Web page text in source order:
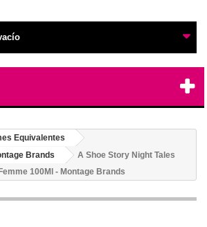
Equivalentes
Brands
A Shoe Story Night Tales
100Ml - Montage Brands